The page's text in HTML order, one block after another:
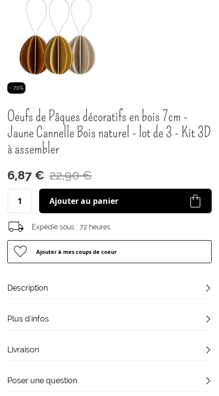
Passer
de
la
Galerie
d’images
- 70%
Oeufs de Pâques décoratifs en bois 7cm -
Jaune Cannelle Bois naturel - lot de 3 - Kit 3D
à assembler
6,87 € 22,90 €
Ajouter au panier
Expédié sous : 72 heures
Ajouter à mes coups de coeur
Description
Plus d'infos
Livraison
Poser une question